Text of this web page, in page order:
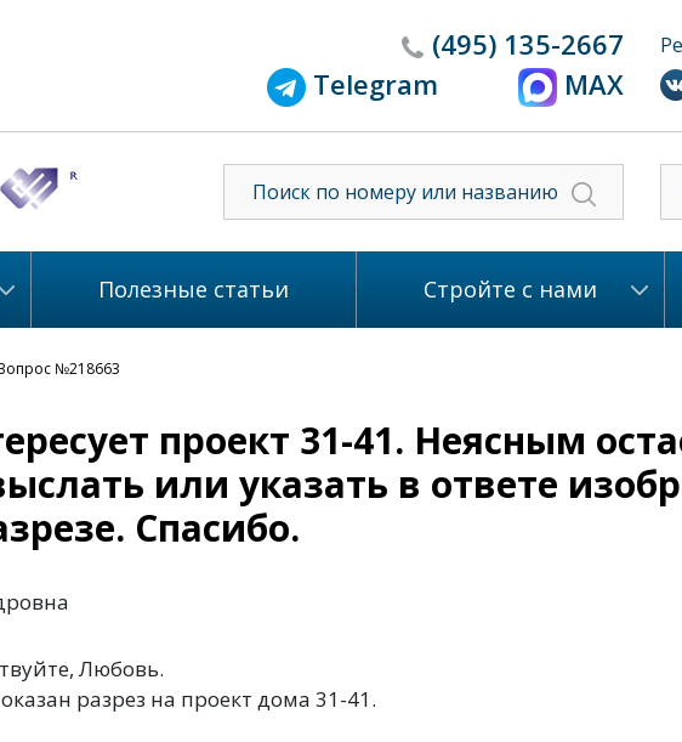
(495) 135-2667
Telegram
MAX
Полезные статьи Стройте с нами
№218663
проект 31-41. Неясным
или указать в ответе
Спасибо.
Любовь.
разрез на проект дома 31-41.